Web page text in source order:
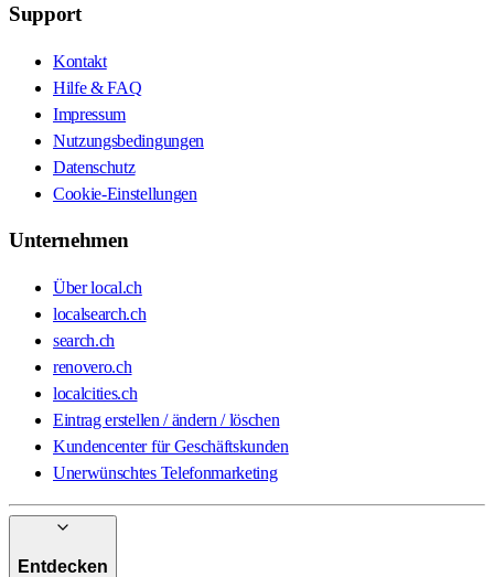
Support
Kontakt
Hilfe & FAQ
Impressum
Nutzungsbedingungen
Datenschutz
Cookie-Einstellungen
Unternehmen
Über local.ch
localsearch.ch
search.ch
renovero.ch
localcities.ch
Eintrag erstellen / ändern / löschen
Kundencenter für Geschäftskunden
Unerwünschtes Telefonmarketing
Entdecken